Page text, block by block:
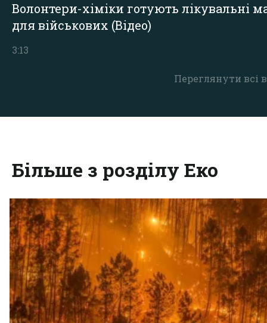
Переглянути всі
Волонтери-хіміки готують лікувальні
для військових (Відео)
3:13
Більше з розділу Еко